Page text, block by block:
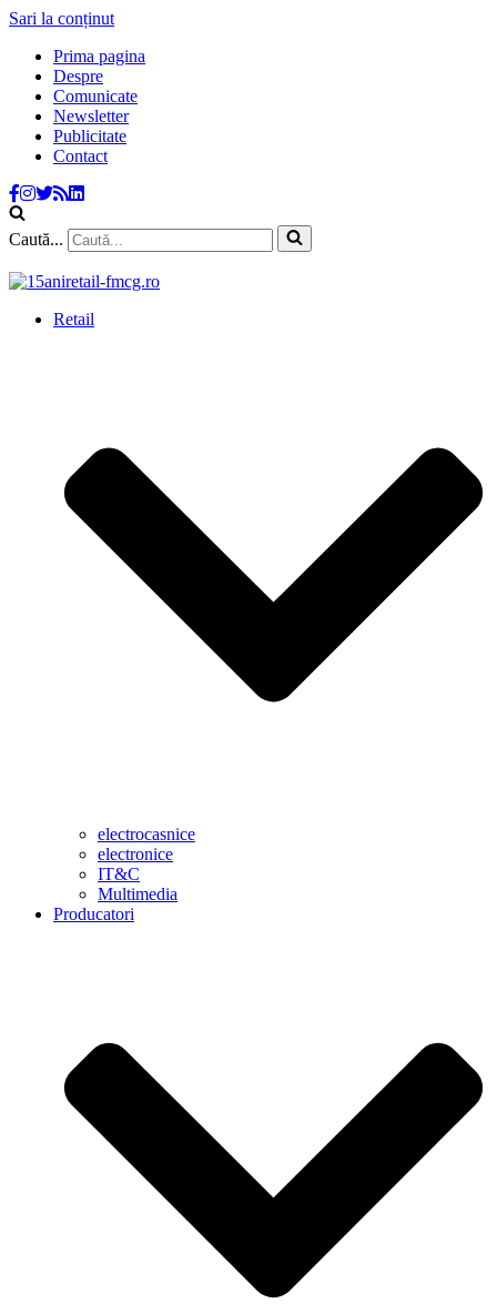
Sari la conținut
Prima pagina
Despre
Comunicate
Newsletter
Publicitate
Contact
Caută...
Retail
electrocasnice
electronice
IT&C
Multimedia
Producatori